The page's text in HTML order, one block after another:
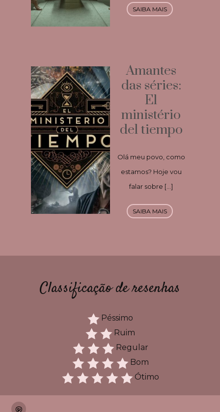
SAIBA MAIS
Amantes
das séries:
El
ministério
del tiempo
Olá meu povo, como
estamos? Hoje vou
falar sobre […]
SAIBA MAIS
Classificação de resenhas
Péssimo
Ruim
Regular
Bom
Ótimo